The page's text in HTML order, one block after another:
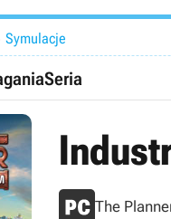
Symulacje
Seria
The